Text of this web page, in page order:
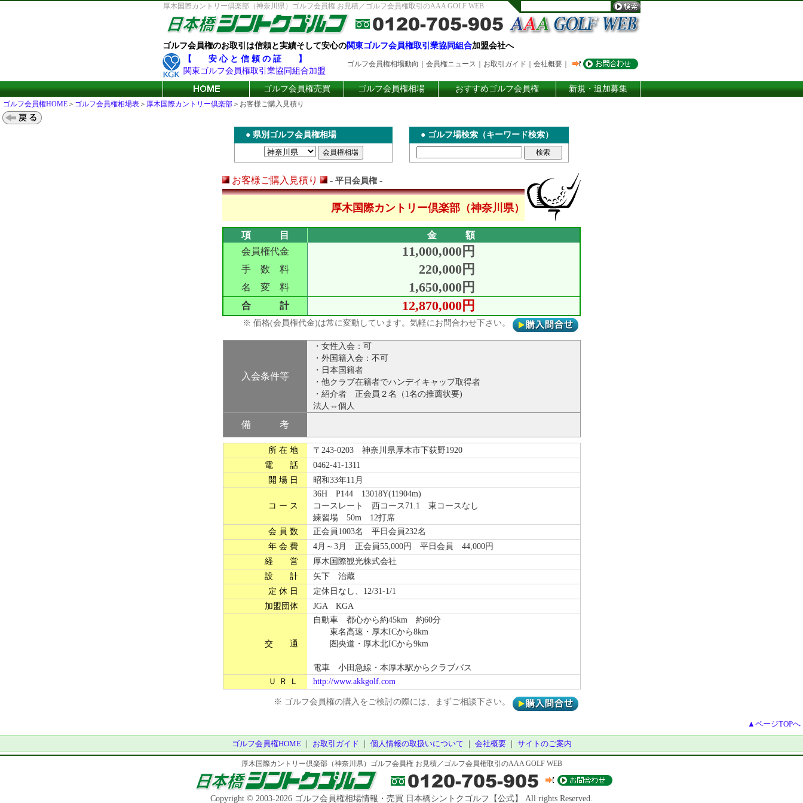
厚木国際カントリー倶楽部（神奈川県）ゴルフ会員権 お見積／ゴルフ会員権取引のAAA GOLF WEB
ゴルフ会員権のお取引は信頼と実績そして安心の関東ゴルフ会員権取引業協同組合加盟会社へ
【 安 心 と 信 頼 の 証 】
関東ゴルフ会員権取引業協同組合加盟
ゴルフ会員権相場動向 会員権ニュース お取引ガイド 会社概要
ゴルフ会員権売買 ゴルフ会員権相場 おすすめゴルフ会員権 新規・追加募集
ゴルフ会員権HOME ＞ ゴルフ会員権相場表 ＞ 厚木国際カントリー倶楽部 ＞お客様ご購入見積り
● 県別ゴルフ会員権相場 ● ゴルフ場検索（キーワード検索）
お客様ご購入見積り - 平日会員権 -
厚木国際カントリー倶楽部（神奈川県）
項 目
金 額
会員権代金
11,000,000円
手 数 料 220,000円
名 変 料 1,650,000円
合 計 12,870,000円
※ 価格(会員権代金)は常に変動しています。気軽にお問合わせ下さい。
入会条件等
・女性入会：可
・外国籍入会：不可
・日本国籍者
・他クラブ在籍者でハンデイキャップ取得者
・紹介者 正会員２名（1名の推薦状要)
法人⇔個人
備 考
所 在 地
〒243-0203 神奈川県厚木市下荻野1920
電 話
0462-41-1311
開 場 日
昭和33年11月
コ ー ス
36H P144 13018Y(11904m)
コースレート 西コース71.1 東コースなし
練習場 50m 12打席
会 員 数
正会員1003名 平日会員232名
年 会 費
4月～3月 正会員55,000円 平日会員 44,000円
経 営
厚木国際観光株式会社
設 計
矢下 治蔵
定 休 日
定休日なし、12/31-1/1
加盟団体
JGA KGA
交 通
自動車 都心から約45km 約60分
東名高速・厚木ICから8km
圏央道・厚木北ICから9km
電車 小田急線・本厚木駅からクラブバス
Ｕ Ｒ Ｌ
http://www.akkgolf.com
※ ゴルフ会員権の購入をご検討の際には、まずご相談下さい。
▲ページTOPへ
ゴルフ会員権HOME｜ お取引ガイド ｜ 個人情報の取扱いについて ｜ 会社概要｜ サイトのご案内
厚木国際カントリー倶楽部（神奈川県）ゴルフ会員権 お見積／ゴルフ会員権取引のAAA GOLF WEB
Copyright © 2003-2026 ゴルフ会員権相場情報・売買 日本橋シントクゴルフ【公式】 All rights Reserved.